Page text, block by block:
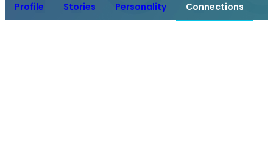
Profile Stories Personality Connections